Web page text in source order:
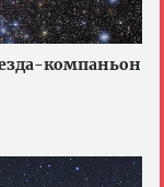
компаньон